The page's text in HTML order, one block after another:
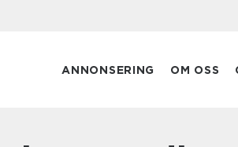
ANNONSERING OM OSS